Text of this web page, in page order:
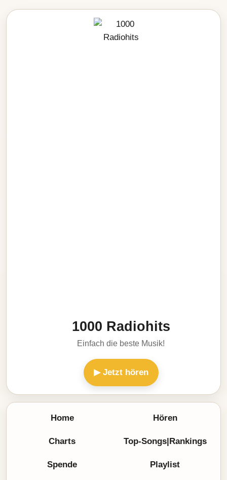
1000 Radiohits
Einfach die beste Musik!
▶ Jetzt hören
Home Hören
Charts Top-Songs|Rankings
Spende Playlist